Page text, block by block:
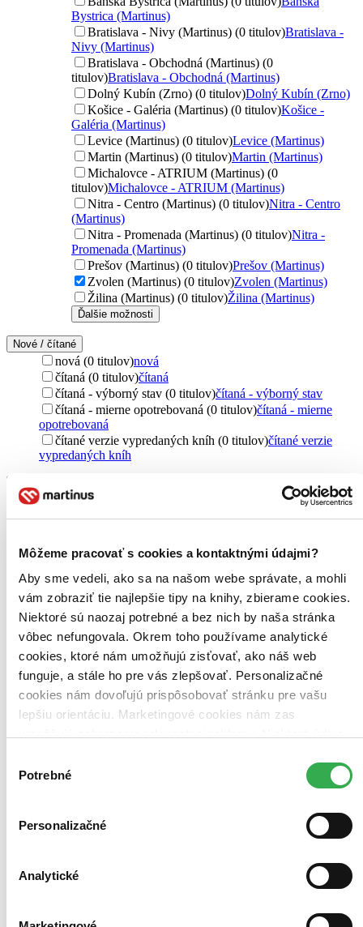
Môžeme pracovať s cookies a kontaktnými údajmi?
Aby sme vedeli, ako sa na našom webe správate, a mohli
vám zobraziť tie najlepšie tipy na knihy, zbierame cookies.
Niektoré sú naozaj potrebné a bez nich by naša stránka
vôbec nefungovala. Okrem toho používame analytické
cookies, ktoré nám umožňujú zisťovať, ako náš web
funguje, a stále ho pre vás zlepšovať. Personalizačné
cookies nám dovoľujú prispôsobovať stránku pre vašu
lepšiu orientáciu. Marketingové cookies nám zas
keby sme mohli používať všetky tieto cookies. Ďakujeme!
súhlasu
Potrebné
Personalizačné
Analytické
Bystrica (Martinus)
Bratislava - Nivy (Martinus) (0 titulov)Bratislava -
Nivy (Martinus)
Bratislava - Obchodná (Martinus) (0
titulov)Bratislava - Obchodná (Martinus)
Dolný Kubín (Zrno) (0 titulov)Dolný Kubín (Zrno)
Košice - Galéria (Martinus) (0 titulov)Košice -
Galéria (Martinus)
Levice (Martinus) (0 titulov)Levice (Martinus)
Martin (Martinus) (0 titulov)Martin (Martinus)
Michalovce - ATRIUM (Martinus) (0
titulov)Michalovce - ATRIUM (Martinus)
Nitra - Centro (Martinus) (0 titulov)Nitra - Centro
(Martinus)
Nitra - Promenada (Martinus) (0 titulov)Nitra -
Promenada (Martinus)
Prešov (Martinus) (0 titulov)Prešov (Martinus)
Zvolen (Martinus) (0 titulov)Zvolen (Martinus)
Žilina (Martinus) (0 titulov)Žilina (Martinus)
Ďalšie možnosti
Nové / čítané
nová (0 titulov)nová
čítaná (0 titulov)čítaná
čítaná - výborný stav (0 titulov)čítaná - výborný stav
čítaná - mierne opotrebovaná (0 titulov)čítaná - mierne
opotrebovaná
čítané verzie vypredaných kníh (0 titulov)čítané verzie
vypredaných kníh
slovenčina (1 titul)
Ikar
Väzba
pevná väzba (1 titul)pevná väzba1
Zúžiť výber
Zoradiť
Najdrahšie
Dostupné v kníhkupectve Zvolen (Martinus)